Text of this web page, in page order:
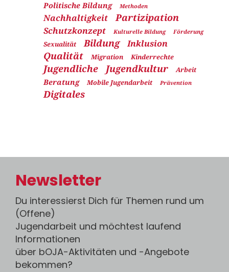
Politische Bildung Methoden
Nachhaltigkeit Partizipation
Schutzkonzept Kulturelle Bildung Förderung
Sexualität Bildung Inklusion
Qualität Migration Kinderrechte
Jugendliche Jugendkultur Arbeit
Beratung Mobile Jugendarbeit Prävention
Digitales
Newsletter
Du interessierst Dich für Themen rund um
(Offene)
Jugendarbeit und möchtest laufend
Informationen
über bOJA-Aktivitäten und -Angebote
bekommen?